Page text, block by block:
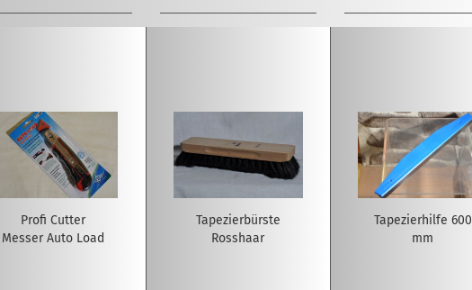
Profi Cutter
Messer Auto Load
Tapezierbürste
Rosshaar
Tapezierhilfe 600
mm